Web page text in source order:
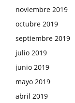
noviembre 2019
octubre 2019
septiembre 2019
julio 2019
junio 2019
mayo 2019
abril 2019